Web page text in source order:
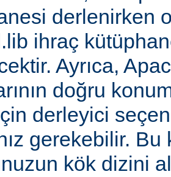
derlenirken
ihraç
Ayrıca,
doğru
derleyici
gerekebilir. Bu
kök dizini